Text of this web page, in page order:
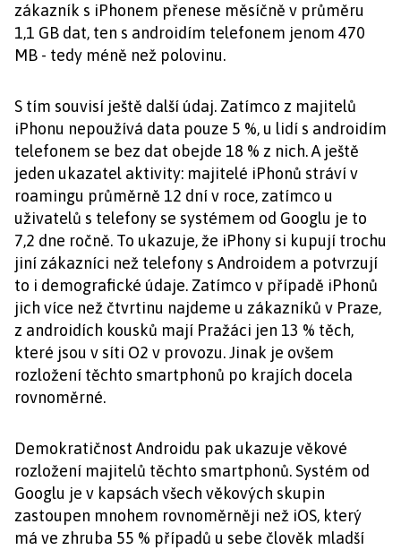
zákazník s iPhonem přenese měsíčně v průměru
1,1 GB dat, ten s androidím telefonem jenom 470
MB - tedy méně než polovinu.
S tím souvisí ještě další údaj. Zatímco z majitelů
iPhonu nepoužívá data pouze 5 %, u lidí s androidím
telefonem se bez dat obejde 18 % z nich. A ještě
jeden ukazatel aktivity: majitelé iPhonů stráví v
roamingu průměrně 12 dní v roce, zatímco u
uživatelů s telefony se systémem od Googlu je to
7,2 dne ročně. To ukazuje, že iPhony si kupují trochu
jiní zákazníci než telefony s Androidem a potvrzují
to i demografické údaje. Zatímco v případě iPhonů
jich více než čtvrtinu najdeme u zákazníků v Praze,
z androidích kousků mají Pražáci jen 13 % těch,
které jsou v síti O2 v provozu. Jinak je ovšem
rozložení těchto smartphonů po krajích docela
rovnoměrné.
Demokratičnost Androidu pak ukazuje věkové
rozložení majitelů těchto smartphonů. Systém od
Googlu je v kapsách všech věkových skupin
zastoupen mnohem rovnoměrněji než iOS, který
má ve zhruba 55 % případů u sebe člověk mladší